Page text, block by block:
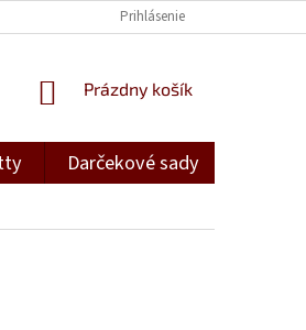
Prihlásenie
NÁKUPNÝ
Prázdny košík
Darčekové sady